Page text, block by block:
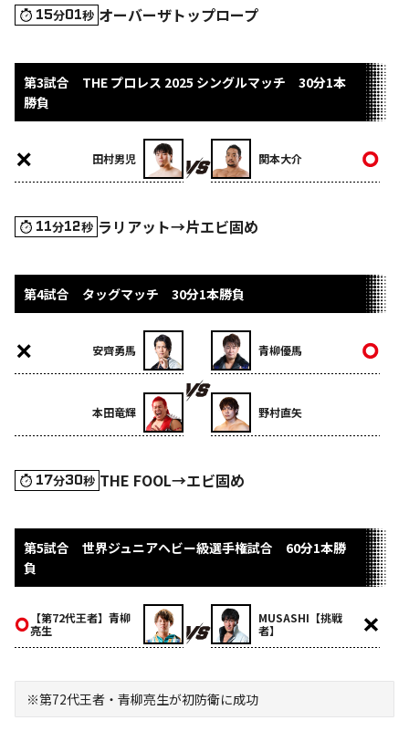
15分01秒 オーバーザトップロープ
第3試合 THE プロレス 2025 シングルマッチ 30分1本
勝負
田村男児 関本大介
11分12秒 ラリアット→片エビ固め
第4試合 タッグマッチ 30分1本勝負
安齊勇馬
本田竜輝
青柳優馬
野村直矢
17分30秒 THE FOOL→エビ固め
第5試合 世界ジュニアヘビー級選手権試合 60分1本勝
負
【第72代王者】青柳
亮生
MUSASHI【挑戦
者】
※第72代王者・青柳亮生が初防衛に成功